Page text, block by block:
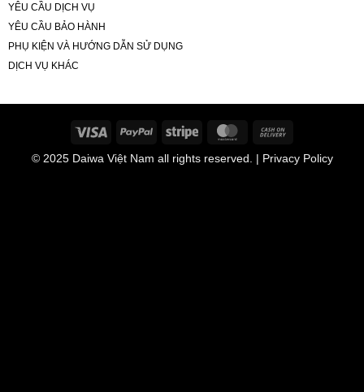
YÊU CẦU DỊCH VỤ
YÊU CẦU BẢO HÀNH
PHỤ KIỆN VÀ HƯỚNG DẪN SỬ DỤNG
DỊCH VỤ KHÁC
Visa PayPal Stripe MasterCard
Delivery
© 2025 Daiwa Việt Nam all rights reserved. | Privacy Policy